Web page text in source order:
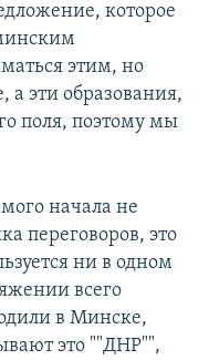
которое
этим, но
а эти образования,
поля, поэтому мы
начала не
переговоров, это
ни в одном
всего
в Минске,
это ""ДНР"",